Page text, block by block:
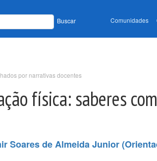
Buscar Comunidades
por narrativas docentes
física: saberes
Soares de Almeida Junior